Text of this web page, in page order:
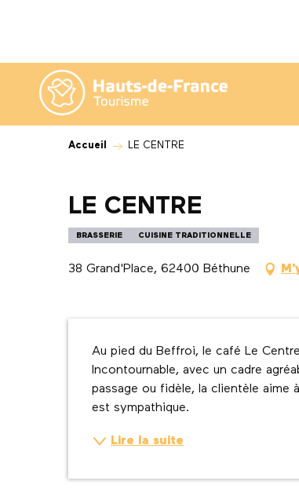
contenu
principal
Accueil LE CENTRE
LE CENTRE
BRASSERIE CUISINE TRADITIONNELLE
38 Grand'Place, 62400 Béthune
Description
Au pied du Beffroi, le café Le
Incontournable, avec un cadre
passage ou fidèle, la clientèle aime
est sympathique.
Lire la suite